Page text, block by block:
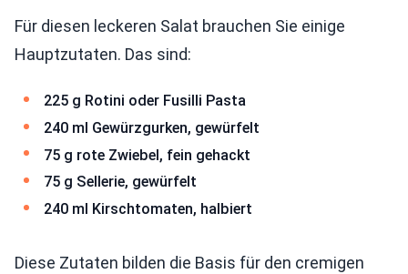
Für diesen leckeren Salat brauchen Sie einige
Hauptzutaten. Das sind:
225 g Rotini oder Fusilli Pasta
240 ml Gewürzgurken, gewürfelt
75 g rote Zwiebel, fein gehackt
75 g Sellerie, gewürfelt
240 ml Kirschtomaten, halbiert
Diese Zutaten bilden die Basis für den cremigen